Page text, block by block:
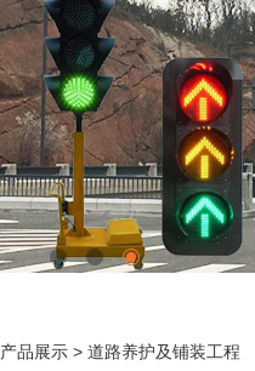
产品展示 > 道路养护及铺装工程